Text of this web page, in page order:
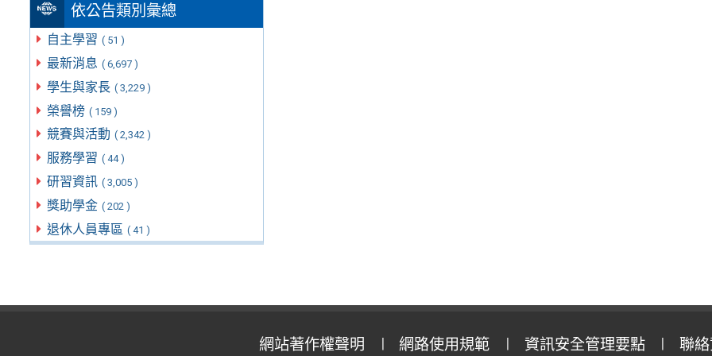
依公告類別彙總
自主學習 ( 51 )
最新消息 ( 6,697 )
學生與家長 ( 3,229 )
榮譽榜 ( 159 )
競賽與活動 ( 2,342 )
服務學習 ( 44 )
研習資訊 ( 3,005 )
獎助學金 ( 202 )
退休人員專區 ( 41 )
網站著作權聲明 網路使用規範 資訊安全管理要點 聯